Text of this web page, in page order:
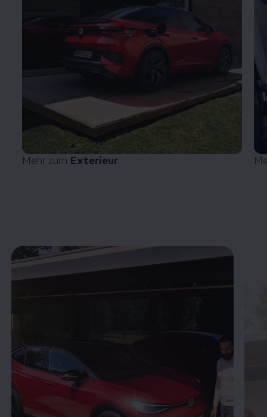
Mehr zum Exterieur
Enable fullscreen mode